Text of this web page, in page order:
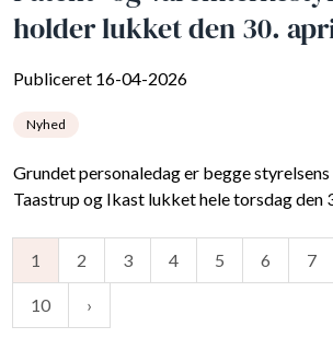
holder lukket den 30.
Publiceret 16-04-2026
Nyhed
Grundet personaledag er begge
Taastrup og Ikast lukket hele torsdag den
1 2 3 4 5 6 7
10